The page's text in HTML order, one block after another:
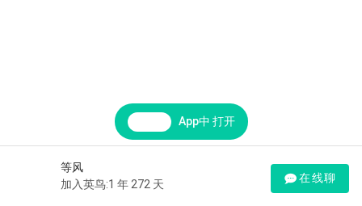
App中 打开
等风
加入英鸟:1 年 272 天
在线聊